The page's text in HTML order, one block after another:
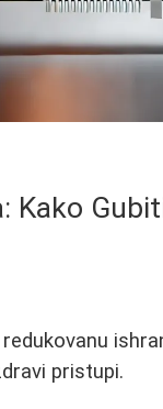
Kako
pristupi.